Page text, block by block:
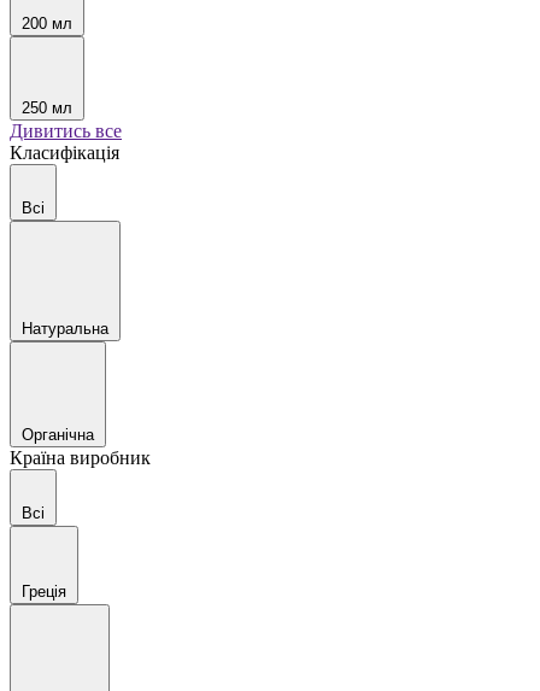
200 мл
250 мл
Дивитись все
Класифікація
Всі
Натуральна
Органічна
Країна виробник
Всі
Греція